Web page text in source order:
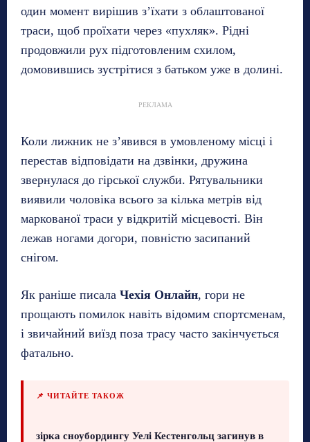
один момент вирішив з’їхати з облаштованої
траси, щоб проїхати через «пухляк». Рідні
продовжили рух підготовленим схилом,
домовившись зустрітися з батьком уже в долині.
РЕКЛАМА
Коли лижник не з’явився в умовленому місці і
перестав відповідати на дзвінки, дружина
звернулася до гірської служби. Рятувальники
виявили чоловіка всього за кілька метрів від
маркованої траси у відкритій місцевості. Він
лежав ногами догори, повністю засипаний
снігом.
Як раніше писала Чехія Онлайн, гори не
прощають помилок навіть відомим спортсменам,
і звичайний виїзд поза трасу часто закінчується
фатально.
📌 ЧИТАЙТЕ ТАКОЖ
зірка сноубордингу Уелі Кестенгольц загинув в